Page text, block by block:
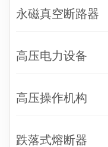
永磁真空断路器
高压电力设备
高压操作机构
跌落式熔断器